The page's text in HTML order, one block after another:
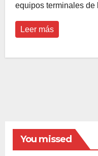
equipos terminales
Leer más
You missed